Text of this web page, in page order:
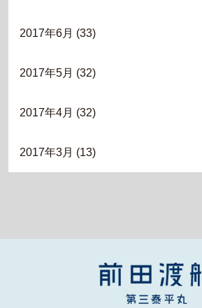
2017年6月 (33)
2017年5月 (32)
2017年4月 (32)
2017年3月 (13)